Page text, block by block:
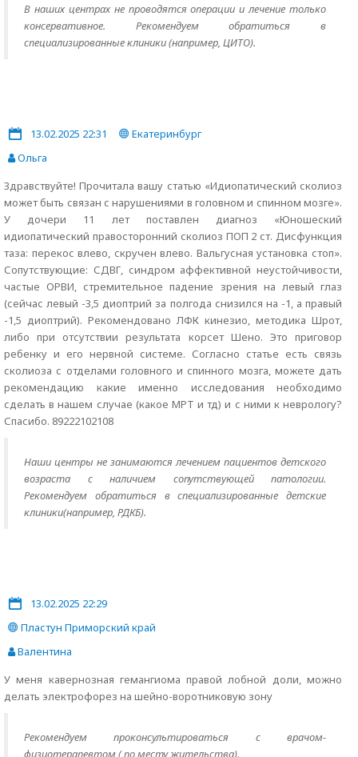
В наших центрах не проводятся операции и лечение только
консервативное. Рекомендуем обратиться в
специализированные клиники (например, ЦИТО).
13.02.2025 22:31
Екатеринбург
Ольга
Здравствуйте! Прочитала вашу статью «Идиопатический сколиоз
может быть связан с нарушениями в головном и спинном мозге».
У дочери 11 лет поставлен диагноз «Юношеский
идиопатический правосторонний сколиоз ПОП 2 ст. Дисфункция
таза: перекос влево, скручен влево. Вальгусная установка стоп».
Сопутствующие: СДВГ, синдром аффективной неустойчивости,
частые ОРВИ, стремительное падение зрения на левый глаз
(сейчас левый -3,5 диоптрий за полгода снизился на -1, а правый
-1,5 диоптрий). Рекомендовано ЛФК кинезио, методика Шрот,
либо при отсутствии результата корсет Шено. Это приговор
ребенку и его нервной системе. Согласно статье есть связь
сколиоза с отделами головного и спинного мозга, можете дать
рекомендацию какие именно исследования необходимо
сделать в нашем случае (какое МРТ и тд) и с ними к неврологу?
Спасибо. 89222102108
Наши центры не занимаются лечением пациентов детского
возраста с наличием сопутствующей патологии.
Рекомендуем обратиться в специализированные детские
клиники(например, РДКБ).
13.02.2025 22:29
Пластун Приморский край
Валентина
У меня кавернозная гемангиома правой лобной доли, можно
делать электрофорез на шейно-воротниковую зону
Рекомендуем проконсультироваться с врачом-
физиотерапевтом ( по месту жительства).